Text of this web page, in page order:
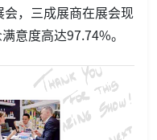
，三成展商在展会现
意度高达97.74%。